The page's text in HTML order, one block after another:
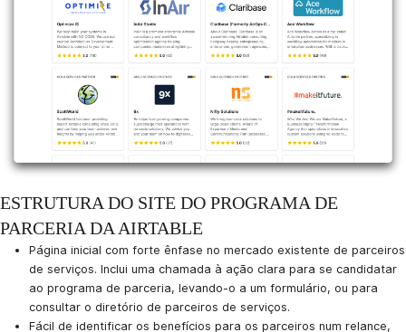
ESTRUTURA DO SITE DO PROGRAMA DE
PARCERIA DA AIRTABLE
Página inicial com forte ênfase no mercado existente de parceiros
de serviços. Inclui uma chamada à ação clara para se candidatar
ao programa de parceria, levando-o a um formulário, ou para
consultar o diretório de parceiros de serviços.
Fácil de identificar os benefícios para os parceiros num relance,